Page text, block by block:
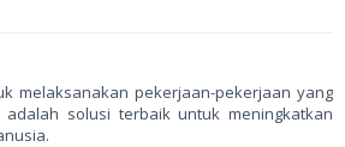
melaksanakan pekerjaan-pekerjaan yang
solusi terbaik untuk meningkatkan